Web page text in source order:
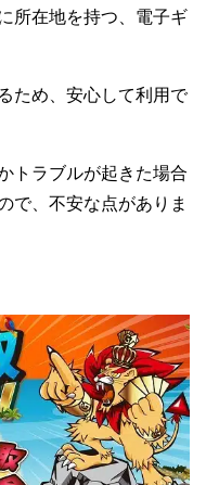
所在地を持つ、電子ギ
ため、安心して利用で
トラブルが起きた場合
で、不安な点がありま